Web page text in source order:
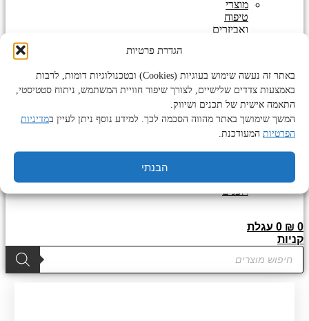
הגדרת פרטיות
באתר זה נעשה שימוש בעוגיות (Cookies) ובטכנולוגיות דומות, לרבות
באמצעות צדדים שלישיים, לצורך שיפור חוויית המשתמש, ניתוח סטטיסטי,
התאמה אישית של תכנים ושיווק.
המשך שימושך באתר מהווה הסכמה לכך. למידע נוסף ניתן לעיין במדיניות
הפרטיות המעודכנת.
הבנתי
מוצרי
טיפוח
ואביזרים
מוצרי
טיפוח
לגוף
ולפנים
מוצרי
מניקור
ולפנים
₪ 0
0 עגלת
קניות
Products
search